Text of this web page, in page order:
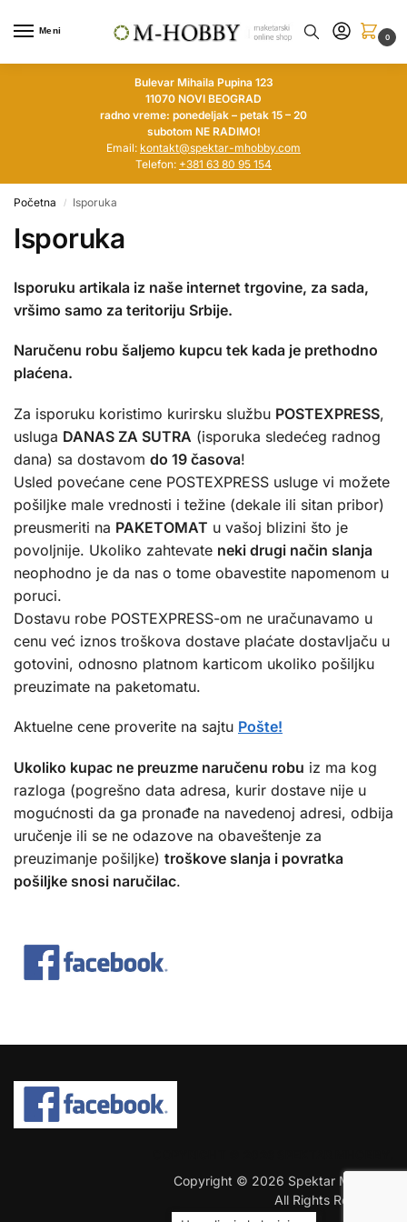
Meni
0
Bulevar Mihaila Pupina 123
11070 NOVI BEOGRAD
radno vreme: ponedeljak – petak 15 – 20
subotom NE RADIMO!
Email: kontakt@spektar-mhobby.com
Telefon: +381 63 80 95 154
Početna / Isporuka
Isporuka
Isporuku artikala iz naše internet trgovine, za sada,
vršimo samo za teritoriju Srbije.
Naručenu robu šaljemo kupcu tek kada je prethodno
plaćena.
Za isporuku koristimo kurirsku službu POSTEXPRESS,
usluga DANAS ZA SUTRA (isporuka sledećeg radnog
dana) sa dostavom do 19 časova!
Usled povećane cene POSTEXPRESS usluge vi možete
pošiljke male vrednosti i težine (dekale ili sitan pribor)
preusmeriti na PAKETOMAT u vašoj blizini što je
povoljnije. Ukoliko zahtevate neki drugi način slanja
neophodno je da nas o tome obavestite napomenom u
poruci.
Dostavu robe POSTEXPRESS-om ne uračunavamo u
cenu već iznos troškova dostave plaćate dostavljaču u
gotovini, odnosno platnom karticom ukoliko pošiljku
preuzimate na paketomatu.
Aktuelne cene proverite na sajtu Pošte!
Ukoliko kupac ne preuzme naručenu robu iz ma kog
razloga (pogrešno data adresa, kurir dostave nije u
mogućnosti da ga pronađe na navedenoj adresi, odbija
uručenje ili se ne odazove na obaveštenje za
preuzimanje pošiljke) troškove slanja i povratka
pošiljke snosi naručilac.
Copyright © 2026 Spektar MHobby.
All Rights Reserved.